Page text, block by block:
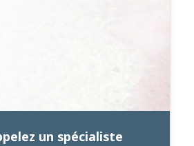
un spécialiste